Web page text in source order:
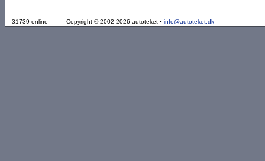
31739 online Copyright © 2002-2026 autoteket • info@autoteket.dk